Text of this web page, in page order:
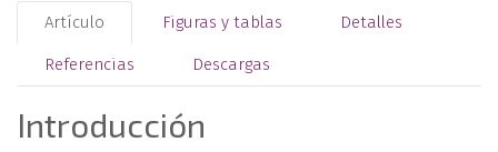
Artículo Figuras y tablas Detalles
Referencias Descargas
Introducción